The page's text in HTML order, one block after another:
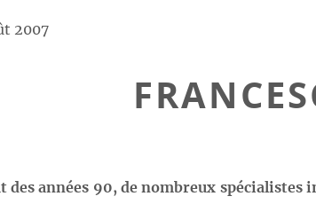
2007
des années 90, de nombreux